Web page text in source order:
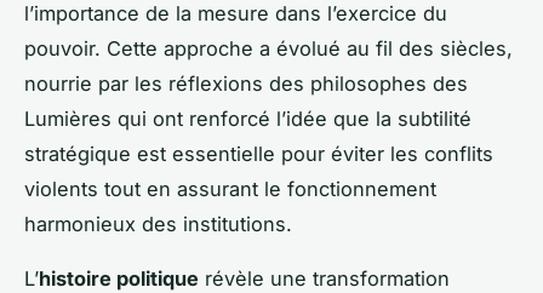
l’importance de la mesure dans l’exercice du
pouvoir. Cette approche a évolué au fil des siècles,
nourrie par les réflexions des philosophes des
Lumières qui ont renforcé l’idée que la subtilité
stratégique est essentielle pour éviter les conflits
violents tout en assurant le fonctionnement
harmonieux des institutions.
L’histoire politique révèle une transformation